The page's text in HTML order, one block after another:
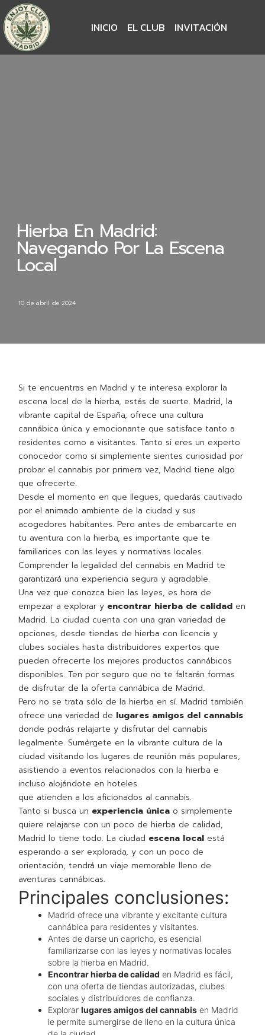
INICIO EL CLUB INVITACIÓN
Hierba En Madrid:
Navegando Por La Escena
Local
10 de abril de 2024
Si te encuentras en Madrid y te interesa explorar la
escena local de la hierba, estás de suerte. Madrid, la
vibrante capital de España, ofrece una cultura
cannábica única y emocionante que satisface tanto a
residentes como a visitantes. Tanto si eres un experto
conocedor como si simplemente sientes curiosidad por
probar el cannabis por primera vez, Madrid tiene algo
que ofrecerte.
Desde el momento en que llegues, quedarás cautivado
por el animado ambiente de la ciudad y sus
acogedores habitantes. Pero antes de embarcarte en
tu aventura con la hierba, es importante que te
familiarices con las leyes y normativas locales.
Comprender la legalidad del cannabis en Madrid te
garantizará una experiencia segura y agradable.
Una vez que conozca bien las leyes, es hora de
empezar a explorar y encontrar hierba de calidad en
Madrid. La ciudad cuenta con una gran variedad de
opciones, desde tiendas de hierba con licencia y
clubes sociales hasta distribuidores expertos que
pueden ofrecerte los mejores productos cannábicos
disponibles. Ten por seguro que no te faltarán formas
de disfrutar de la oferta cannábica de Madrid.
Pero no se trata sólo de la hierba en sí. Madrid también
ofrece una variedad de lugares amigos del cannabis
donde podrás relajarte y disfrutar del cannabis
legalmente. Sumérgete en la vibrante cultura de la
ciudad visitando los lugares de reunión más populares,
asistiendo a eventos relacionados con la hierba e
incluso alojándote en hoteles.
que atienden a los aficionados al cannabis.
Tanto si busca un experiencia única o simplemente
quiere relajarse con un poco de hierba de calidad,
Madrid lo tiene todo. La ciudad escena local está
esperando a ser explorada, y con un poco de
orientación, tendrá un viaje memorable lleno de
aventuras cannábicas.
Principales conclusiones:
Madrid ofrece una vibrante y excitante cultura
cannábica para residentes y visitantes.
Antes de darse un capricho, es esencial
familiarizarse con las leyes y normativas locales
sobre la hierba en Madrid.
Encontrar hierba de calidad en Madrid es fácil,
con una oferta de tiendas autorizadas, clubes
sociales y distribuidores de confianza.
Explorarlugares amigos del cannabis en Madrid
le permite sumergirse de lleno en la cultura única